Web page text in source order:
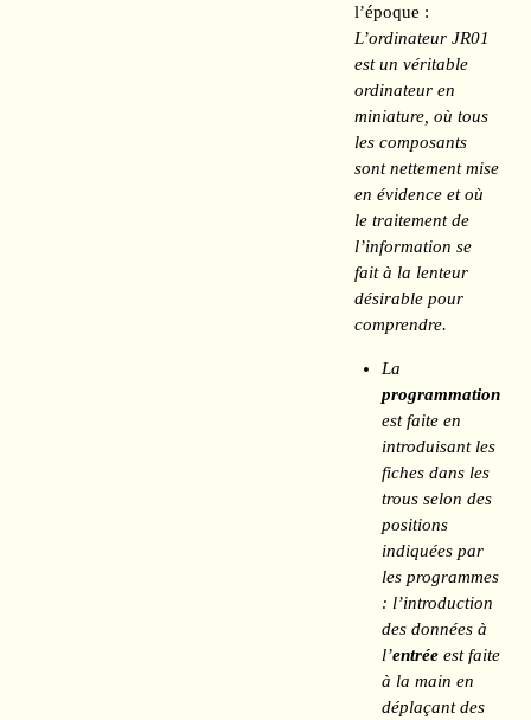
l’époque :
L’ordinateur JR01
est un véritable
ordinateur en
miniature, où tous
les composants
sont nettement mise
en évidence et où
le traitement de
l’information se
fait à la lenteur
désirable pour
comprendre.
La
programmation
est faite en
introduisant les
fiches dans les
trous selon des
positions
indiquées par
les programmes
: l’introduction
des données à
l’entréeest faite
à la main en
déplaçant des